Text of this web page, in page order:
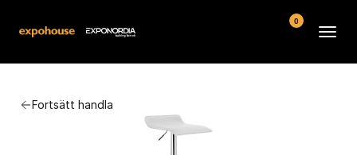
Fortsätt handla
Kontakt
0